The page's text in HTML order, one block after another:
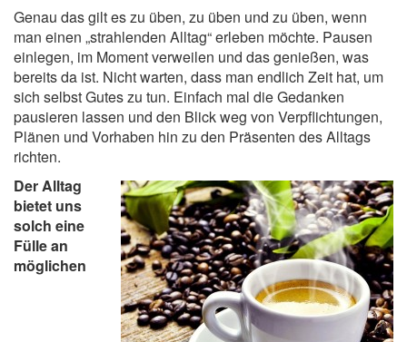
Genau das gilt es zu üben, zu üben und zu üben, wenn
man einen „strahlenden Alltag“ erleben möchte. Pausen
einlegen, im Moment verweilen und das genießen, was
bereits da ist. Nicht warten, dass man endlich Zeit hat, um
sich selbst Gutes zu tun. Einfach mal die Gedanken
pausieren lassen und den Blick weg von Verpflichtungen,
Plänen und Vorhaben hin zu den Präsenten des Alltags
richten.
Der Alltag
bietet uns
solch eine
Fülle an
möglichen